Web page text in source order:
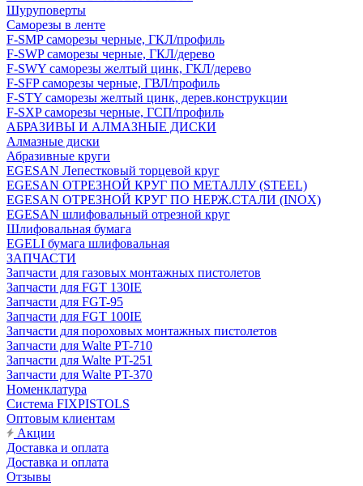
Шуруповерты
Саморезы в ленте
F-SMP саморезы черные, ГКЛ/профиль
F-SWP саморезы черные, ГКЛ/дерево
F-SWY саморезы желтый цинк, ГКЛ/дерево
F-SFP саморезы черные, ГВЛ/профиль
F-STY саморезы желтый цинк, дерев.конструкции
F-SXP саморезы черные, ГСП/профиль
АБРАЗИВЫ И АЛМАЗНЫЕ ДИСКИ
Алмазные диски
Абразивные круги
EGESAN Лепестковый торцевой круг
EGESAN ОТРЕЗНОЙ КРУГ ПО МЕТАЛЛУ (STEEL)
EGESAN ОТРЕЗНОЙ КРУГ ПО НЕРЖ.СТАЛИ (INOX)
EGESAN шлифовальный отрезной круг
Шлифовальная бумага
EGELI бумага шлифовальная
ЗАПЧАСТИ
Запчасти для газовых монтажных пистолетов
Запчасти для FGT 130IE
Запчасти для FGT-95
Запчасти для FGT 100IE
Запчасти для пороховых монтажных пистолетов
Запчасти для Walte PT-710
Запчасти для Walte PT-251
Запчасти для Walte PT-370
Номенклатура
Система FIXPISTOLS
Оптовым клиентам
Акции
Доставка и оплата
Доставка и оплата
Отзывы